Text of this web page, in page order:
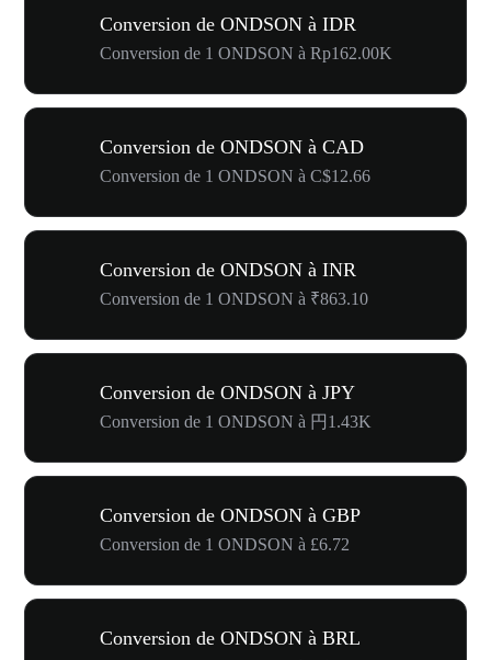
Conversion de ONDSON à IDR
Conversion de 1 ONDSON à Rp162.00K
Conversion de ONDSON à CAD
Conversion de 1 ONDSON à C$12.66
Conversion de ONDSON à INR
Conversion de 1 ONDSON à ₹863.10
Conversion de ONDSON à JPY
Conversion de 1 ONDSON à 円1.43K
Conversion de ONDSON à GBP
Conversion de 1 ONDSON à £6.72
Conversion de ONDSON à BRL